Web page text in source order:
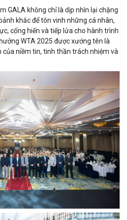
GALA không chỉ là dịp nhìn lại chặng
khắc để tôn vinh những cá nhân,
cống hiến và tiếp lửa cho hành trình
WTA 2025 được xướng tên là
niềm tin, tinh thần trách nhiệm và